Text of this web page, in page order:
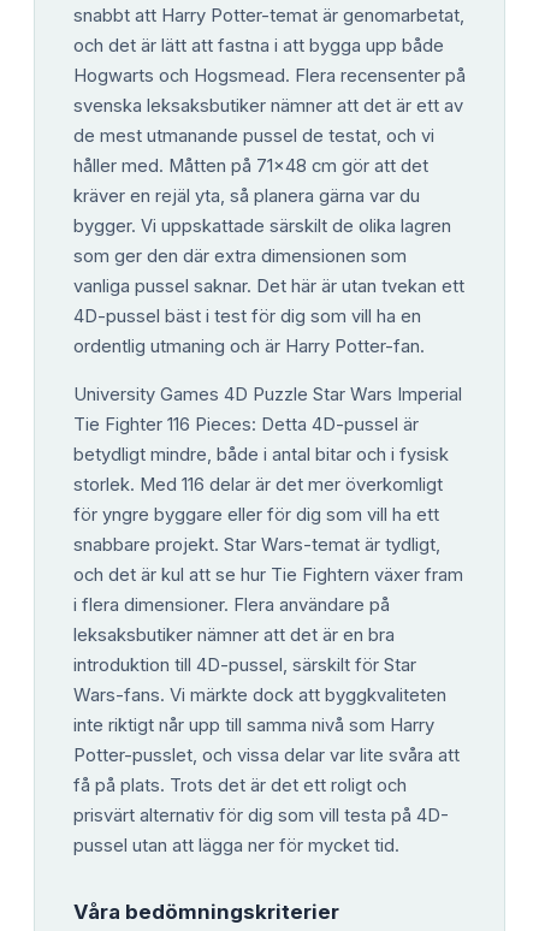
snabbt att Harry Potter-temat är genomarbetat,
och det är lätt att fastna i att bygga upp både
Hogwarts och Hogsmead. Flera recensenter på
svenska leksaksbutiker nämner att det är ett av
de mest utmanande pussel de testat, och vi
håller med. Måtten på 71x48 cm gör att det
kräver en rejäl yta, så planera gärna var du
bygger. Vi uppskattade särskilt de olika lagren
som ger den där extra dimensionen som
vanliga pussel saknar. Det här är utan tvekan ett
4D-pussel bäst i test för dig som vill ha en
ordentlig utmaning och är Harry Potter-fan.
University Games 4D Puzzle Star Wars Imperial
Tie Fighter 116 Pieces: Detta 4D-pussel är
betydligt mindre, både i antal bitar och i fysisk
storlek. Med 116 delar är det mer överkomligt
för yngre byggare eller för dig som vill ha ett
snabbare projekt. Star Wars-temat är tydligt,
och det är kul att se hur Tie Fightern växer fram
i flera dimensioner. Flera användare på
leksaksbutiker nämner att det är en bra
introduktion till 4D-pussel, särskilt för Star
Wars-fans. Vi märkte dock att byggkvaliteten
inte riktigt når upp till samma nivå som Harry
Potter-pusslet, och vissa delar var lite svåra att
få på plats. Trots det är det ett roligt och
prisvärt alternativ för dig som vill testa på 4D-
pussel utan att lägga ner för mycket tid.
Våra bedömningskriterier